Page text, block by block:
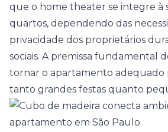
que o home theater se integre à
quartos, dependendo das
privacidade dos proprietários
sociais. A premissa fundamental
tornar o apartamento adequado
tanto grandes festas quanto